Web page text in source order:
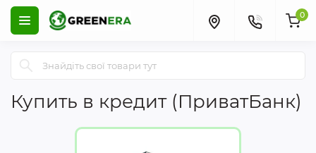
0
Купить в кредит (ПриватБанк)